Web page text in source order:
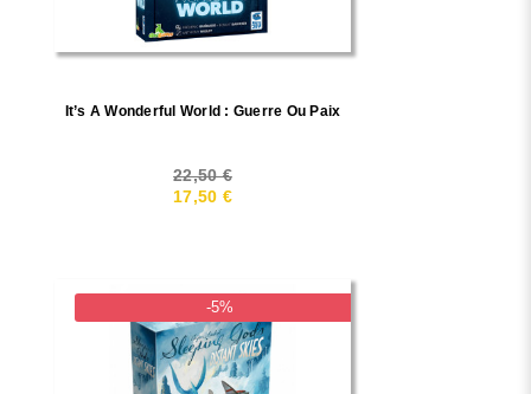
It’s A Wonderful World : Guerre Ou Paix
22,50 €
17,50 €
-5%